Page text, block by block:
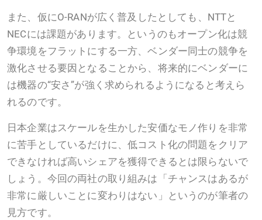
また、仮にO-RANが広く普及したとしても、NTTと
NECには課題があります。というのもオープン化は競
争環境をフラットにする一方、ベンダー同士の競争を
激化させる要因となることから、将来的にベンダーに
は機器の“安さ”が強く求められるようになると考えら
れるのです。
日本企業はスケールを生かした安価なモノ作りを非常
に苦手としているだけに、低コスト化の問題をクリア
できなければ高いシェアを獲得できるとは限らないで
しょう。今回の両社の取り組みは「チャンスはあるが
非常に厳しいことに変わりはない」というのが筆者の
見方です。